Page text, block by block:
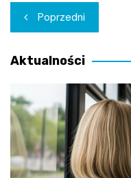
Nawigacja
wpisu
Poprzedni
Aktualności